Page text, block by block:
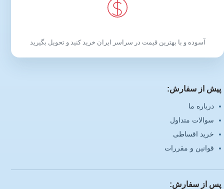
آسوده و با بهترین قیمت در سراسر ایران خرید کنید و تحویل بگیرید
پیش از سفارش:
درباره ما
سوالات متداول
خرید اقساطی
قوانین و مقررات
پس از سفارش: